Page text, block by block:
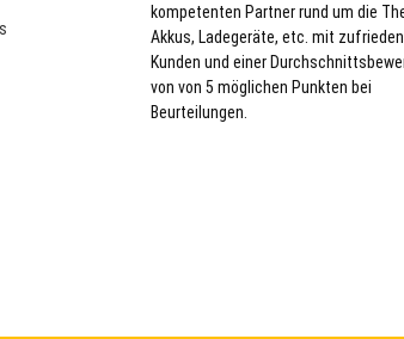
kompetenten Partner rund um die
Akkus, Ladegeräte, etc. mit
Kunden und einer
von von 5 möglichen Punkten bei
Beurteilungen.